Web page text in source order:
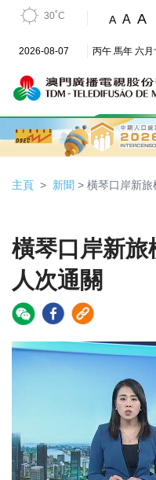
30˚C A A A
2026-08-07 丙午 馬年 六月
主頁 新聞 > 橫琴口岸新
橫琴口岸新旅
人次通關
Video